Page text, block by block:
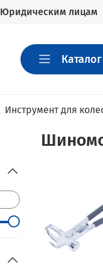
Юридическим лицам
Каталог
Инструмент для